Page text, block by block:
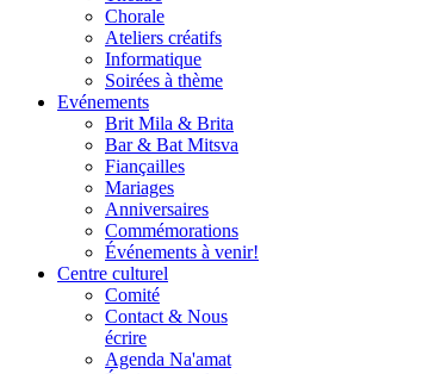
Chorale
Ateliers créatifs
Informatique
Soirées à thème
Evénements
Brit Mila & Brita
Bar & Bat Mitsva
Fiançailles
Mariages
Anniversaires
Commémorations
Événements à venir!
Centre culturel
Comité
Contact & Nous
écrire
Agenda Na'amat